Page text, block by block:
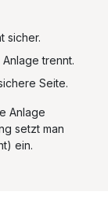
sicher.
trennt.
Seite.
Anlage
setzt man
ein.